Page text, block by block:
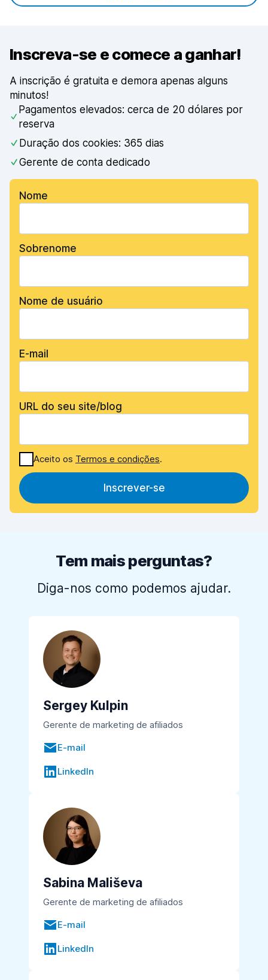
Inscreva-se e comece a ganhar!
A inscrição é gratuita e demora apenas alguns
minutos!
Pagamentos elevados: cerca de 20 dólares por
reserva
Duração dos cookies: 365 dias
Gerente de conta dedicado
Nome
Sobrenome
Nome de usuário
E-mail
URL do seu site/blog
Aceito os Termos e condições.
Inscrever-se
Tem mais perguntas?
Diga-nos como podemos ajudar.
Sergey Kulpin
Gerente de marketing de afiliados
E-mail
LinkedIn
Sabina Mališeva
Gerente de marketing de afiliados
E-mail
LinkedIn